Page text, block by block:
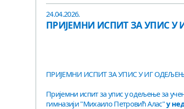
24.04.2026.
ПРИЈЕМНИ ИСПИТ ЗА УПИС У
ПРИЈЕМНИ ИСПИТ ЗА УПИС У ИГ
Пријемни испит за упис у одељење за
гимназији "Михаило Петровић Алас"у